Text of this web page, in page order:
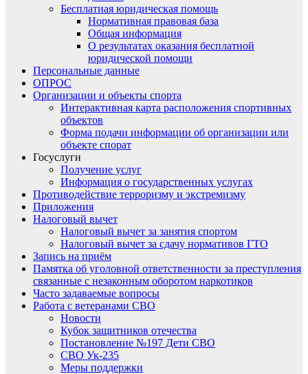
Бесплатная юридическая помощь
Нормативная правовая база
Общая информация
О результатах оказания бесплатной
юридической помощи
Персональные данные
ОПРОС
Организации и объекты спорта
Интерактивная карта расположения спортивных
объектов
Форма подачи информации об организации или
объекте спорат
Госуслуги
Получение услуг
Информация о государственных услугах
Противодействие терроризму и экстремизму
Приложения
Налоговый вычет
Налоговый вычет за занятия спортом
Налоговый вычет за сдачу нормативов ГТО
Запись на приём
Памятка об уголовной ответственности за преступления
связанные с незаконным оборотом наркотиков
Часто задаваемые вопросы
Работа с ветеранами СВО
Новости
Кубок защитников отечества
Постановление №197 Дети СВО
СВО Ук-235
Меры поддержки